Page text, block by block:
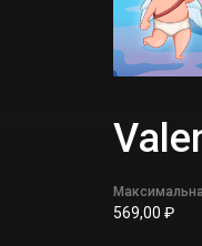
569,00 ₽